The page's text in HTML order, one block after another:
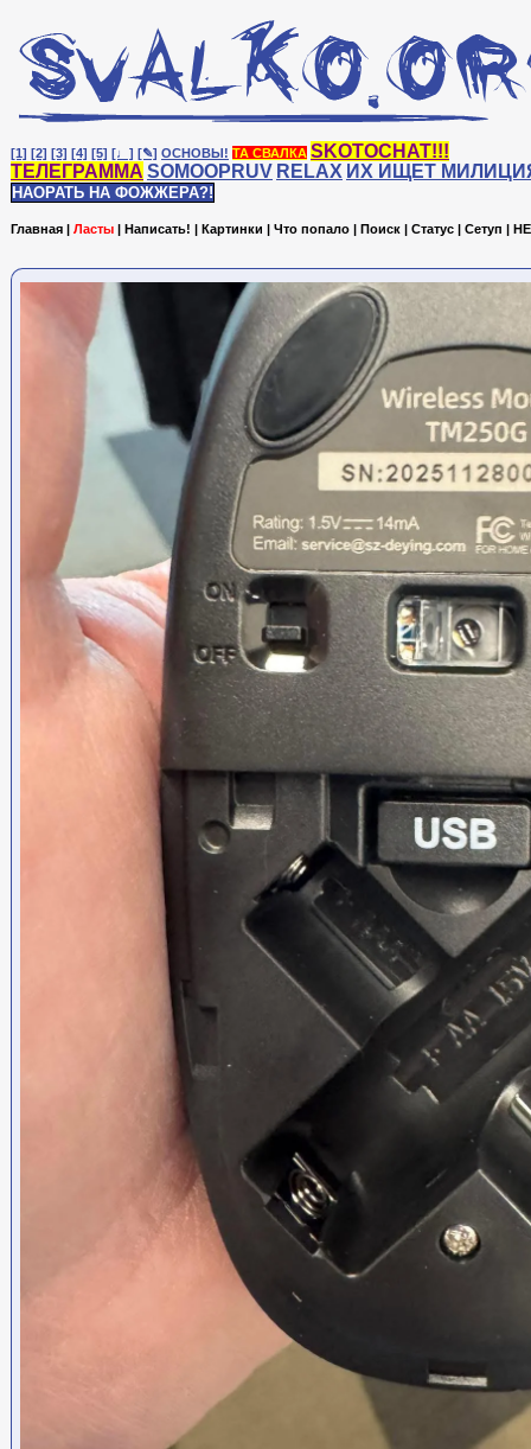
[1] [2] [3] [4] [5] [♩] [✎] ОСНОВЫ! ТА СВАЛКА SKOTOCHAT!!!
ТЕЛЕГРАММА SOMOOPRUV RELAX ИХ ИЩЕТ
НАОРАТЬ НА ФОЖЖЕРА?!
Главная | Ласты | Написать! | Картинки | Что попало | Поиск | Статус | Сетуп |